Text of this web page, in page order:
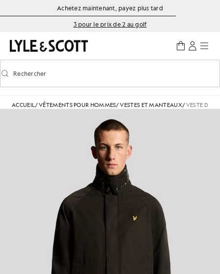
Aller directement au contenu principal
Informations sur l'accessibilité
Achetez maintenant, payez plus tard
3 pour le prix de 2 au golf
Activer/désactiver la recherche prédictive
Rechercher
ACCUEIL/VÊTEMENTS POUR HOMMES/VESTES ET MANTEAUX/VESTE DE